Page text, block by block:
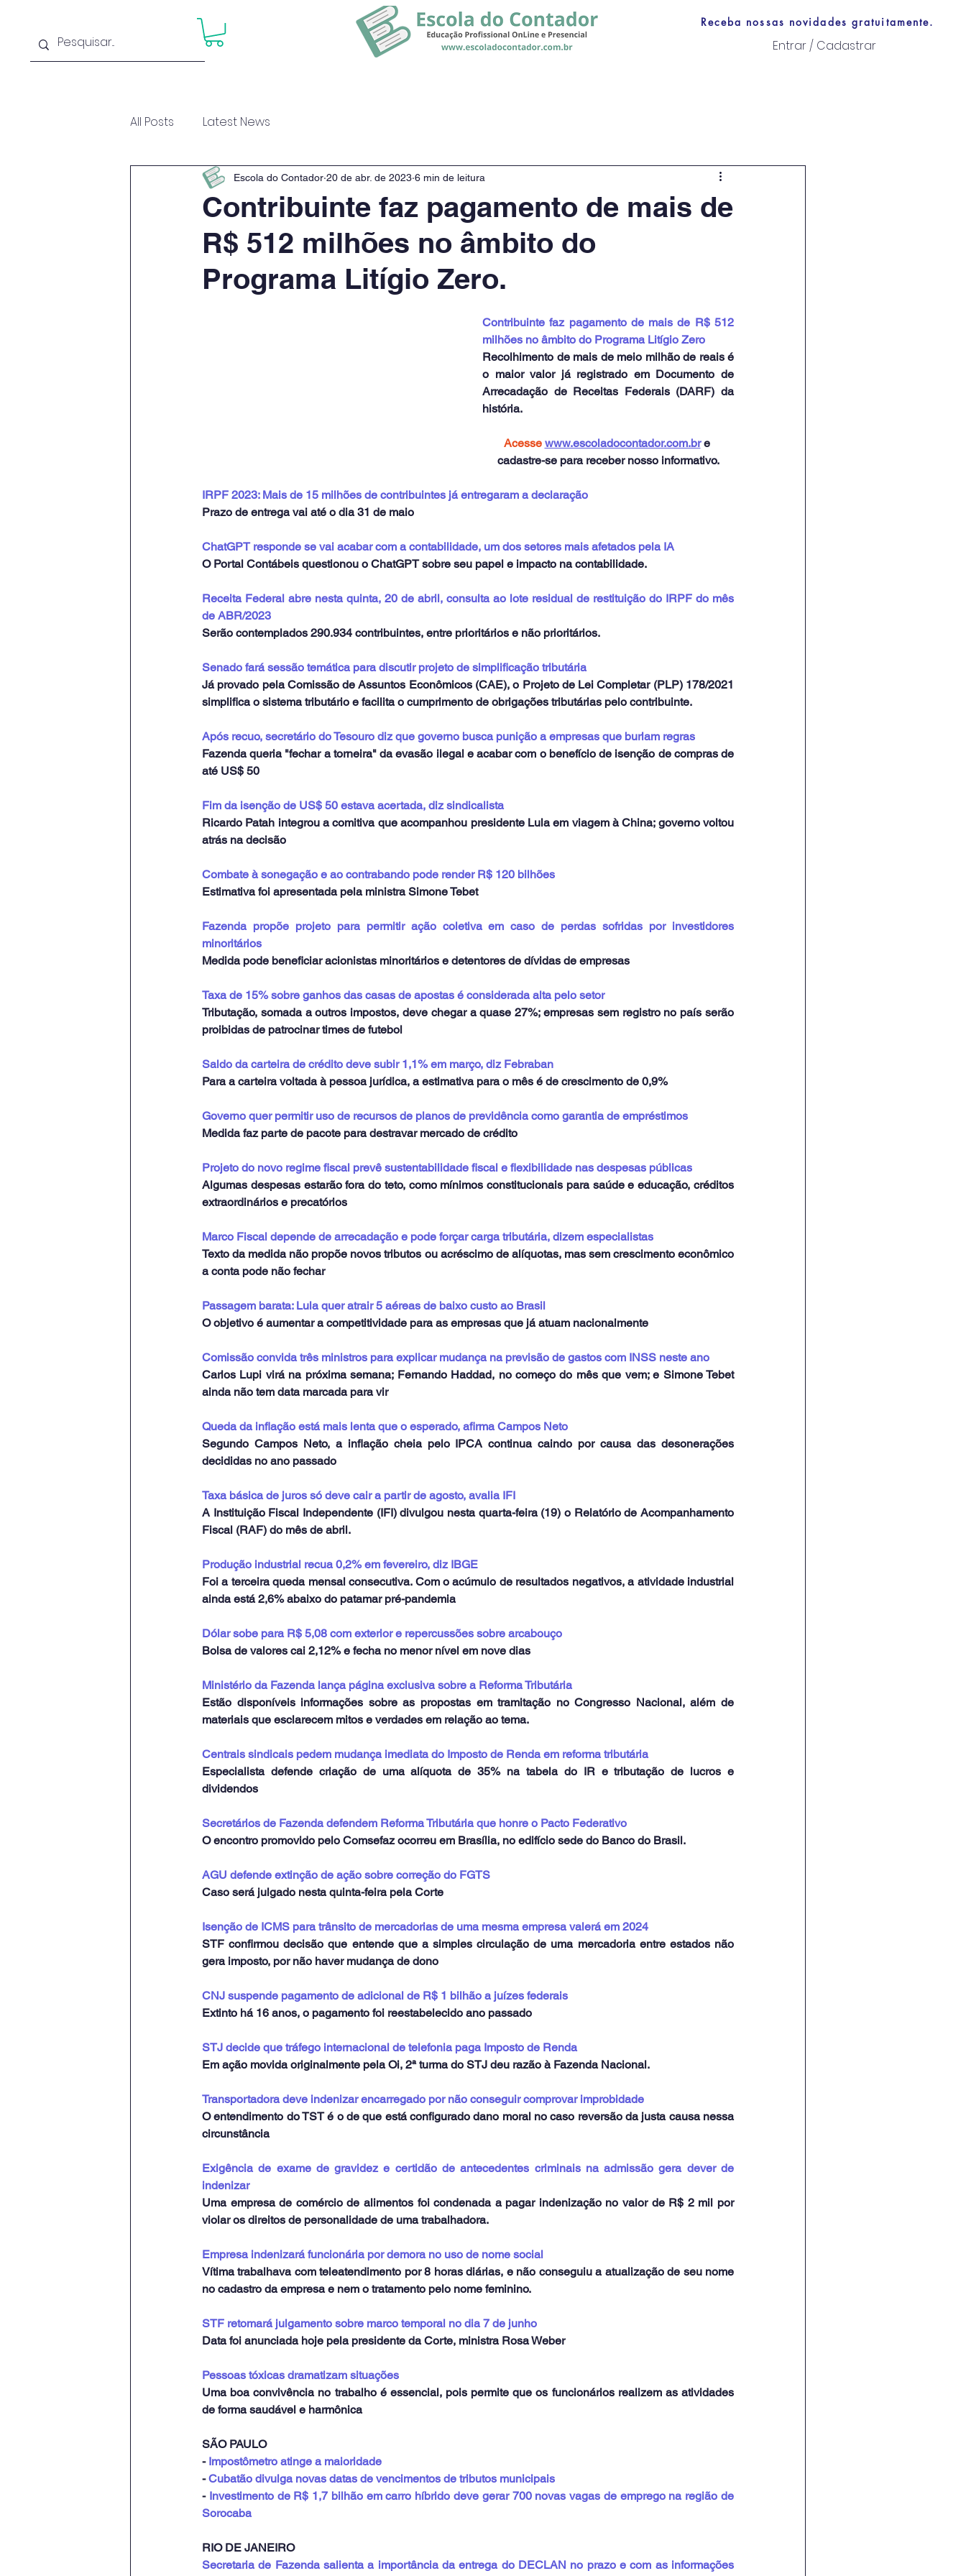
Receba nossas novidades gratuitamente.
Entrar / Cadastrar
All Posts Latest News
Contribuinte faz pagamento de mais de
R$ 512 milhões no âmbito do
Programa Litígio Zero.
Escola do Contador 20 de abr. de 2023 6 min de leitura
Contribuinte faz pagamento de mais de R$ 512
milhões no âmbito do Programa Litígio Zero
Recolhimento de mais de meio milhão de reais é
o maior valor já registrado em Documento de
Arrecadação de Receitas Federais (DARF) da
história.
Acesse www.escoladocontador.com.br e
cadastre-se para receber nosso informativo.
IRPF 2023: Mais de 15 milhões de contribuintes já entregaram a declaração
Prazo de entrega vai até o dia 31 de maio
ChatGPT responde se vai acabar com a contabilidade, um dos setores mais afetados pela IA
O Portal Contábeis questionou o ChatGPT sobre seu papel e impacto na contabilidade.
Receita Federal abre nesta quinta, 20 de abril, consulta ao lote residual de restituição do IRPF do mês
de ABR/2023
Serão contemplados 290.934 contribuintes, entre prioritários e não prioritários.
Senado fará sessão temática para discutir projeto de simplificação tributária
Já provado pela Comissão de Assuntos Econômicos (CAE), o Projeto de Lei Completar (PLP) 178/2021
simplifica o sistema tributário e facilita o cumprimento de obrigações tributárias pelo contribuinte.
Após recuo, secretário do Tesouro diz que governo busca punição a empresas que burlam regras
Fazenda queria "fechar a torneira" da evasão ilegal e acabar com o benefício de isenção de compras de
até US$ 50
Fim da isenção de US$ 50 estava acertada, diz sindicalista
Ricardo Patah integrou a comitiva que acompanhou presidente Lula em viagem à China; governo voltou
atrás na decisão
Combate à sonegação e ao contrabando pode render R$ 120 bilhões
Estimativa foi apresentada pela ministra Simone Tebet
Fazenda propõe projeto para permitir ação coletiva em caso de perdas sofridas por investidores
minoritários
Medida pode beneficiar acionistas minoritários e detentores de dívidas de empresas
Taxa de 15% sobre ganhos das casas de apostas é considerada alta pelo setor
Tributação, somada a outros impostos, deve chegar a quase 27%; empresas sem registro no país serão
proibidas de patrocinar times de futebol
Saldo da carteira de crédito deve subir 1,1% em março, diz Febraban
Para a carteira voltada à pessoa jurídica, a estimativa para o mês é de crescimento de 0,9%
Governo quer permitir uso de recursos de planos de previdência como garantia de empréstimos
Medida faz parte de pacote para destravar mercado de crédito
Projeto do novo regime fiscal prevê sustentabilidade fiscal e flexibilidade nas despesas públicas
Algumas despesas estarão fora do teto, como mínimos constitucionais para saúde e educação, créditos
extraordinários e precatórios
Marco Fiscal depende de arrecadação e pode forçar carga tributária, dizem especialistas
Texto da medida não propõe novos tributos ou acréscimo de alíquotas, mas sem crescimento econômico
a conta pode não fechar
Passagem barata: Lula quer atrair 5 aéreas de baixo custo ao Brasil
O objetivo é aumentar a competitividade para as empresas que já atuam nacionalmente
Comissão convida três ministros para explicar mudança na previsão de gastos com INSS neste ano
Carlos Lupi virá na próxima semana; Fernando Haddad, no começo do mês que vem; e Simone Tebet
ainda não tem data marcada para vir
Queda da inflação está mais lenta que o esperado, afirma Campos Neto
Segundo Campos Neto, a inflação cheia pelo IPCA continua caindo por causa das desonerações
decididas no ano passado
Taxa básica de juros só deve cair a partir de agosto, avalia IFI
A Instituição Fiscal Independente (IFI) divulgou nesta quarta-feira (19) o Relatório de Acompanhamento
Fiscal (RAF) do mês de abril.
Produção industrial recua 0,2% em fevereiro, diz IBGE
Foi a terceira queda mensal consecutiva. Com o acúmulo de resultados negativos, a atividade industrial
ainda está 2,6% abaixo do patamar pré-pandemia
Dólar sobe para R$ 5,08 com exterior e repercussões sobre arcabouço
Bolsa de valores cai 2,12% e fecha no menor nível em nove dias
Ministério da Fazenda lança página exclusiva sobre a Reforma Tributária
Estão disponíveis informações sobre as propostas em tramitação no Congresso Nacional, além de
materiais que esclarecem mitos e verdades em relação ao tema.
Centrais sindicais pedem mudança imediata do Imposto de Renda em reforma tributária
Especialista defende criação de uma alíquota de 35% na tabela do IR e tributação de lucros e
dividendos
Secretários de Fazenda defendem Reforma Tributária que honre o Pacto Federativo
O encontro promovido pelo Comsefaz ocorreu em Brasília, no edifício sede do Banco do Brasil.
AGU defende extinção de ação sobre correção do FGTS
Caso será julgado nesta quinta-feira pela Corte
Isenção de ICMS para trânsito de mercadorias de uma mesma empresa valerá em 2024
STF confirmou decisão que entende que a simples circulação de uma mercadoria entre estados não
gera imposto, por não haver mudança de dono
CNJ suspende pagamento de adicional de R$ 1 bilhão a juízes federais
Extinto há 16 anos, o pagamento foi reestabelecido ano passado
STJ decide que tráfego internacional de telefonia paga Imposto de Renda
Em ação movida originalmente pela Oi, 2ª turma do STJ deu razão à Fazenda Nacional.
Transportadora deve indenizar encarregado por não conseguir comprovar improbidade
O entendimento do TST é o de que está configurado dano moral no caso reversão da justa causa nessa
circunstância
Exigência de exame de gravidez e certidão de antecedentes criminais na admissão gera dever de
indenizar
Uma empresa de comércio de alimentos foi condenada a pagar indenização no valor de R$ 2 mil por
violar os direitos de personalidade de uma trabalhadora.
Empresa indenizará funcionária por demora no uso de nome social
Vítima trabalhava com teleatendimento por 8 horas diárias, e não conseguiu a atualização de seu nome
no cadastro da empresa e nem o tratamento pelo nome feminino.
STF retomará julgamento sobre marco temporal no dia 7 de junho
Data foi anunciada hoje pela presidente da Corte, ministra Rosa Weber
Pessoas tóxicas dramatizam situações
Uma boa convivência no trabalho é essencial, pois permite que os funcionários realizem as atividades
de forma saudável e harmônica
SÃO PAULO
- Impostômetro atinge a maioridade
- Cubatão divulga novas datas de vencimentos de tributos municipais
- Investimento de R$ 1,7 bilhão em carro híbrido deve gerar 700 novas vagas de emprego na região de
Sorocaba
RIO DE JANEIRO
Secretaria de Fazenda salienta a importância da entrega do DECLAN no prazo e com as informações